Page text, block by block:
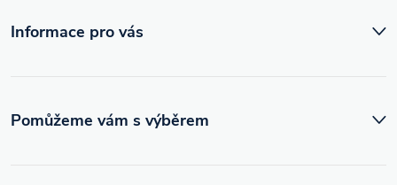
Informace pro vás
Pomůžeme vám s výběrem